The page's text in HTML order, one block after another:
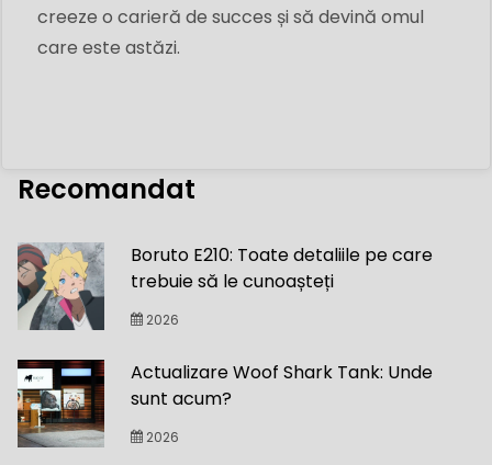
creeze o carieră de succes și să devină omul
care este astăzi.
Recomandat
Boruto E210: Toate detaliile pe care
trebuie să le cunoașteți
2026
Actualizare Woof Shark Tank: Unde
sunt acum?
2026